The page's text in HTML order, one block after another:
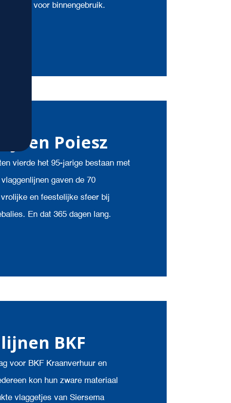
papier voor binnengebruik.
Poiesz
vierde het 95-jarige bestaan met
gaven de 70
en feestelijke sfeer bij
En dat 365 dagen lang.
BKF
voor BKF Kraanverhuur en
kon hun zware materiaal
vlaggetjes van Siersema